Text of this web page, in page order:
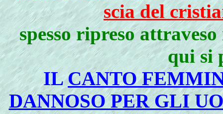
scia del
spesso ripreso
qui si
ILCANTO
DANNOSO PER GLI